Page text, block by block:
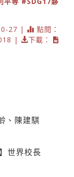
27 |
點閱：
|
下載：
、陳建騏
世界校長